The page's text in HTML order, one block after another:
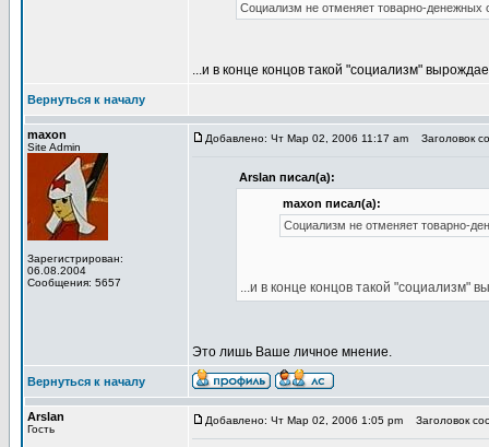
Социализм не отменяет товарно-денежных
...и в конце концов такой "социализм"
Вернуться к началу
maxon
Site Admin
Зарегистрирован:
06.08.2004
Сообщения: 5657
Добавлено: Чт Мар 02, 2006 11:17 am Заголовок
Arslan писал(а):
maxon писал(а):
Социализм не отменяет товарно-
...и в конце концов такой "социализм"
Это лишь Ваше личное мнение.
Вернуться к началу
Arslan
Гость
Добавлено: Чт Мар 02, 2006 1:05 pm Заголовок